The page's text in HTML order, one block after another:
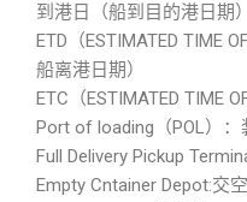
到港日（船到目的港日期）
ETD（ESTIMATED TIME
船离港日期）
ETC（ESTIMATED TIME
Port of loading（POL）：
Full Delivery Pickup
Empty Cntainer Depot:交